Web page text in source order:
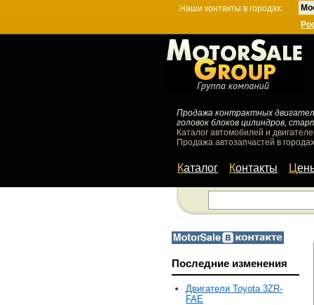
Наши контакты в городах:
Продажа контрактных
головок блоков цилиндров,
Каталог автомобилей и
Продажа автозапчастей в
Каталог Контакты
Последние изменения
Двигатели Toyota 3ZR-
FAE